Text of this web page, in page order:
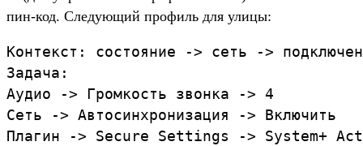
пин-код. Следующий профиль для улицы:
Контекст: состояние -> сеть ->
Задача:
Аудио -> Громкость звонка -> 4
Сеть -> Автосинхронизация -> Включить
Плагин -> Secure Settings -> System+